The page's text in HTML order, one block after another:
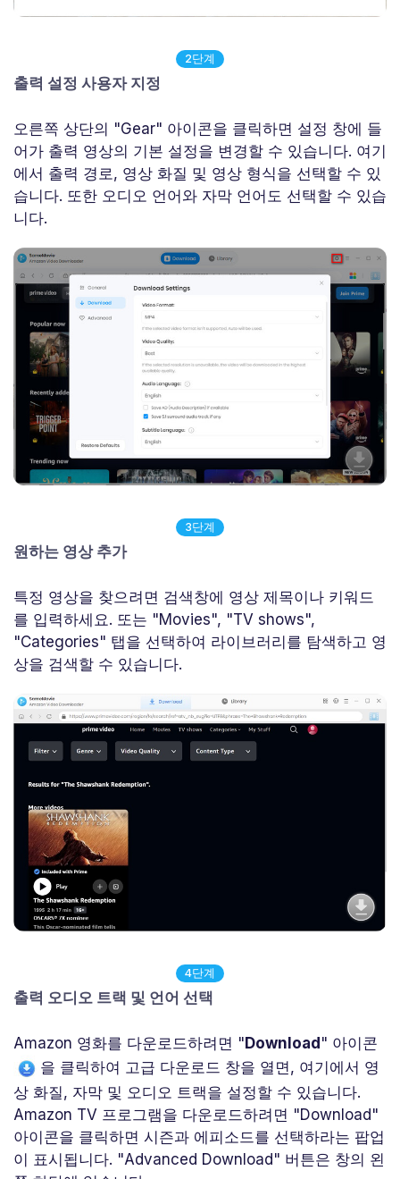
2단계
출력 설정 사용자 지정
오른쪽 상단의 "Gear" 아이콘을 클릭하면 설정 창에 들
어가 출력 영상의 기본 설정을 변경할 수 있습니다. 여기
에서 출력 경로, 영상 화질 및 영상 형식을 선택할 수 있
습니다. 또한 오디오 언어와 자막 언어도 선택할 수 있습
니다.
3단계
원하는 영상 추가
특정 영상을 찾으려면 검색창에 영상 제목이나 키워드
를 입력하세요. 또는 "Movies", "TV shows",
"Categories" 탭을 선택하여 라이브러리를 탐색하고 영
상을 검색할 수 있습니다.
4단계
출력 오디오 트랙 및 언어 선택
Amazon 영화를 다운로드하려면 "Download" 아이콘
을 클릭하여 고급 다운로드 창을 열면, 여기에서 영
상 화질, 자막 및 오디오 트랙을 설정할 수 있습니다.
Amazon TV 프로그램을 다운로드하려면 "Download"
아이콘을 클릭하면 시즌과 에피소드를 선택하라는 팝업
이 표시됩니다. "Advanced Download" 버튼은 창의 왼